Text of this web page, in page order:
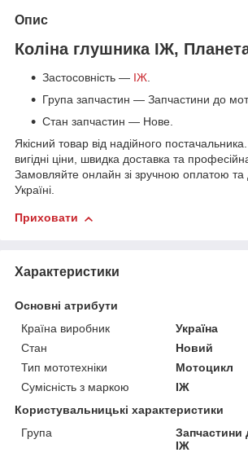
Опис
Коліна глушника ІЖ,
Застосовність — ІЖ.
Група запчастин — Запчастини до
Стан запчастин — Нове.
Якісний товар від надійного постачальника.
вигідні ціни, швидка доставка та
Замовляйте онлайн зі зручною оплатою та
Україні.
Приховати
Характеристики
Основні атрибути
Країна виробник
Україна
Стан
Новий
Тип мототехніки
Мотоцикл
Сумісність з маркою
ІЖ
Користувальницькі характеристики
Група
Запчастини
ІЖ